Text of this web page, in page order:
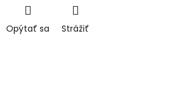
Opýtať sa Strážiť